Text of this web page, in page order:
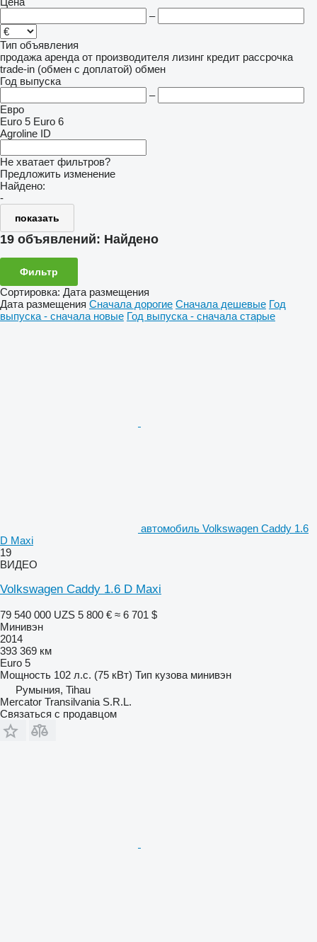
–
Тип объявления
продажа аренда от производителя лизинг кредит рассрочка
trade-in (обмен с доплатой) обмен
Год выпуска
–
Евро
Euro 5 Euro 6
Agroline ID
Не хватает фильтров?
Предложить изменение
Найдено:
-
показать
19 объявлений: Найдено
Фильтр
Сортировка: Дата размещения
Дата размещения Сначала дорогие Сначала дешевые Год
выпуска - сначала новые Год выпуска - сначала старые
автомобиль Volkswagen Caddy 1.6
D Maxi
19
ВИДЕО
Volkswagen Caddy 1.6 D Maxi
79 540 000 UZS 5 800 € ≈ 6 701 $
Минивэн
2014
393 369 км
Euro 5
Мощность 102 л.с. (75 кВт) Тип кузова минивэн
Румыния, Tihau
Mercator Transilvania S.R.L.
Связаться с продавцом